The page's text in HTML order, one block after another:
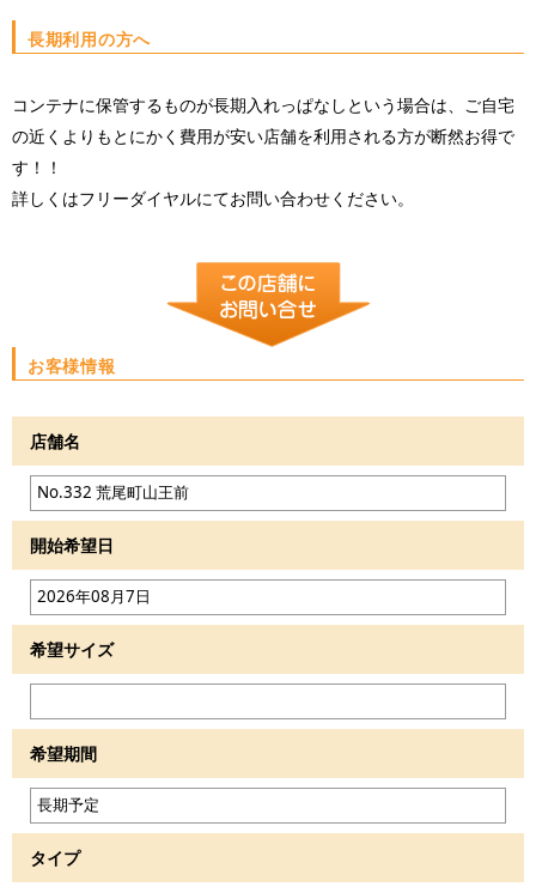
長期利用の方へ
コンテナに保管するものが長期入れっぱなしという場合は、ご自宅
の近くよりもとにかく費用が安い店舗を利用される方が断然お得で
す！！
詳しくはフリーダイヤルにてお問い合わせください。
お客様情報
店舗名
開始希望日
希望サイズ
希望期間
タイプ